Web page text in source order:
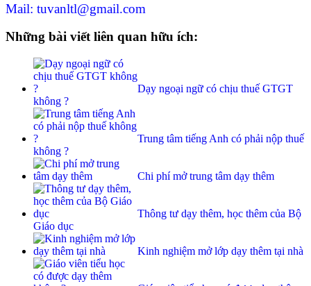
Mail: tuvanltl@gmail.com
Những bài viết liên quan hữu ích:
Dạy ngoại ngữ có chịu thuế GTGT
không ?
Trung tâm tiếng Anh có phải nộp thuế
không ?
Chi phí mở trung tâm dạy thêm
Thông tư dạy thêm, học thêm của Bộ
Giáo dục
Kinh nghiệm mở lớp dạy thêm tại nhà